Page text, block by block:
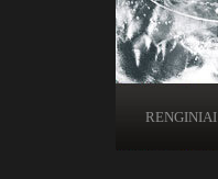
RENGINIAI